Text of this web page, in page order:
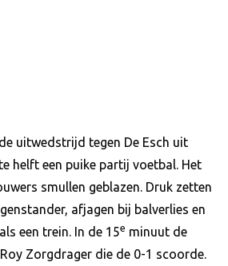
uitwedstrijd tegen De Esch uit
helft een puike partij voetbal. Het
smullen geblazen. Druk zetten
afjagen bij balverlies en
een trein. In de 15e minuut de
Zorgdrager die de 0-1 scoorde.